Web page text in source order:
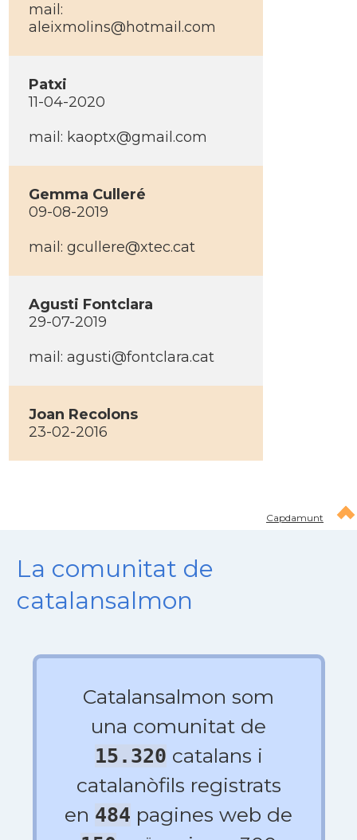
mail:
aleixmolins@hotmail.com
Patxi
11-04-2020
mail: kaoptx@gmail.com
Gemma Culleré
09-08-2019
mail: gcullere@xtec.cat
Agusti Fontclara
29-07-2019
mail: agusti@fontclara.cat
Joan Recolons
23-02-2016
Capdamunt
La comunitat de
catalansalmon
Catalansalmon som
una comunitat de
15.320 catalans i
catalanòfils registrats
en 484 pagines web de